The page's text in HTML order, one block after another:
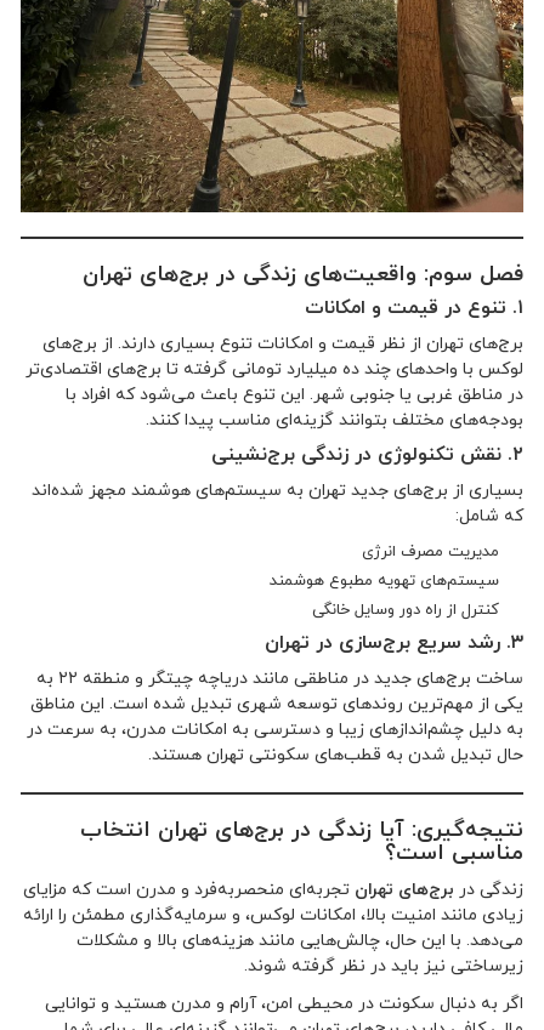
فصل سوم: واقعیت‌های زندگی در برج‌های تهران
برج‌های تهران از نظر قیمت و امکانات تنوع بسیاری دارند. از برج‌های
لوکس با واحدهای چند ده میلیارد تومانی گرفته تا برج‌های اقتصادی‌تر
در مناطق غربی یا جنوبی شهر. این تنوع باعث می‌شود که افراد با
بودجه‌های مختلف بتوانند گزینه‌ای مناسب پیدا کنند.
بسیاری از برج‌های جدید تهران به سیستم‌های هوشمند مجهز شده‌اند
که شامل:
مدیریت مصرف انرژی
سیستم‌های تهویه مطبوع هوشمند
کنترل از راه دور وسایل خانگی
ساخت برج‌های جدید در مناطقی مانند دریاچه چیتگر و منطقه ۲۲ به
یکی از مهم‌ترین روندهای توسعه شهری تبدیل شده است. این مناطق
به دلیل چشم‌اندازهای زیبا و دسترسی به امکانات مدرن، به سرعت در
حال تبدیل شدن به قطب‌های سکونتی تهران هستند.
نتیجه‌گیری: آیا زندگی در برج‌های تهران انتخاب
مناسبی است؟
زندگی دربرج‌های تهرانتجربه‌ای منحصربه‌فرد و مدرن است که مزایای
زیادی مانند امنیت بالا، امکانات لوکس، و سرمایه‌گذاری مطمئن را ارائه
می‌دهد. با این حال، چالش‌هایی مانند هزینه‌های بالا و مشکلات
زیرساختی نیز باید در نظر گرفته شوند.
اگر به دنبال سکونت در محیطی امن، آرام و مدرن هستید و توانایی